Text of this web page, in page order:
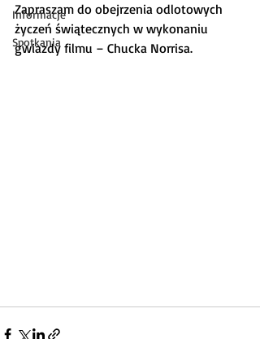
Informacje
Spotkania
Zapraszam do obejrzenia odlotowych
życzeń świątecznych w wykonaniu
gwiazdy filmu – Chucka Norrisa.